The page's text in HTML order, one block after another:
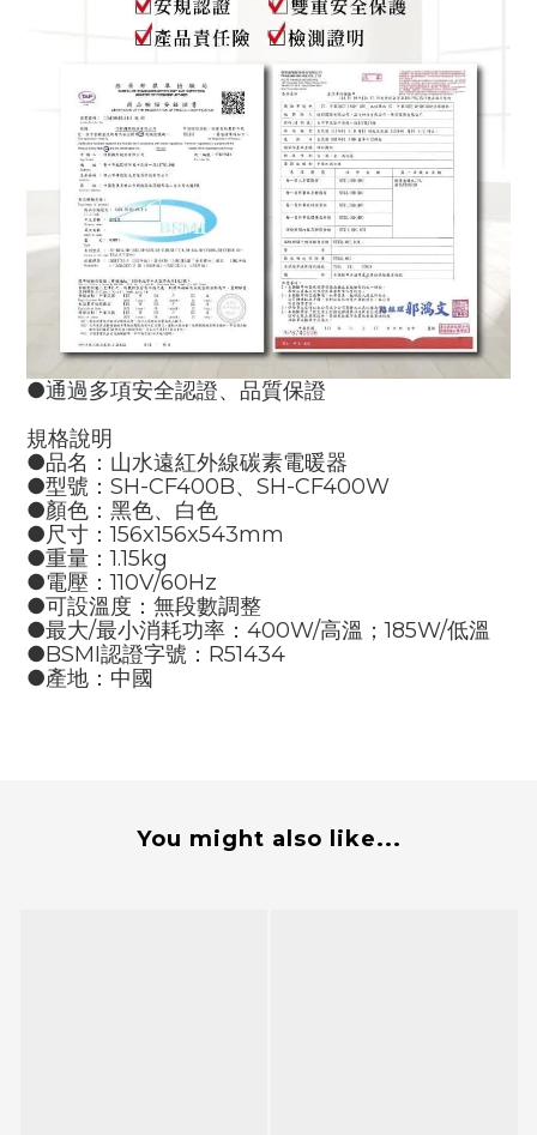
●通過多項安全認證、品質保證
規格說明
●品名：山水遠紅外線碳素電暖器
●型號：SH-CF400B、SH-CF400W
●顏色：黑色、白色
●尺寸：156x156x543mm
●重量：1.15kg
●電壓：110V/60Hz
●可設溫度：無段數調整
●最大/最小消耗功率：400W/高溫；185W/低溫
●BSMI認證字號：R51434
●產地：中國
You might also like...